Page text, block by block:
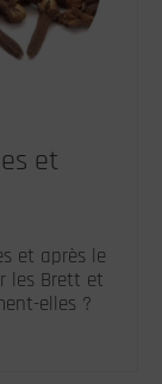
et
et après le
les Brett et
elles ?